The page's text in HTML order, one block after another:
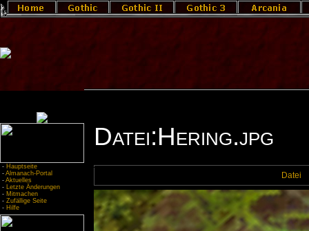
- Hauptseite
- Almanach-Portal
- Aktuelles
- Letzte Änderungen
- Mitmachen
- Zufällige Seite
- Hilfe
Datei:Hering.jpg
Datei